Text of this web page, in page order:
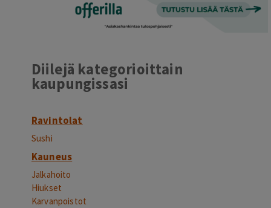
Diilejä kategorioittain
kaupungissasi
Ravintolat
Sushi
Kauneus
Jalkahoito
Hiukset
Karvanpoistot